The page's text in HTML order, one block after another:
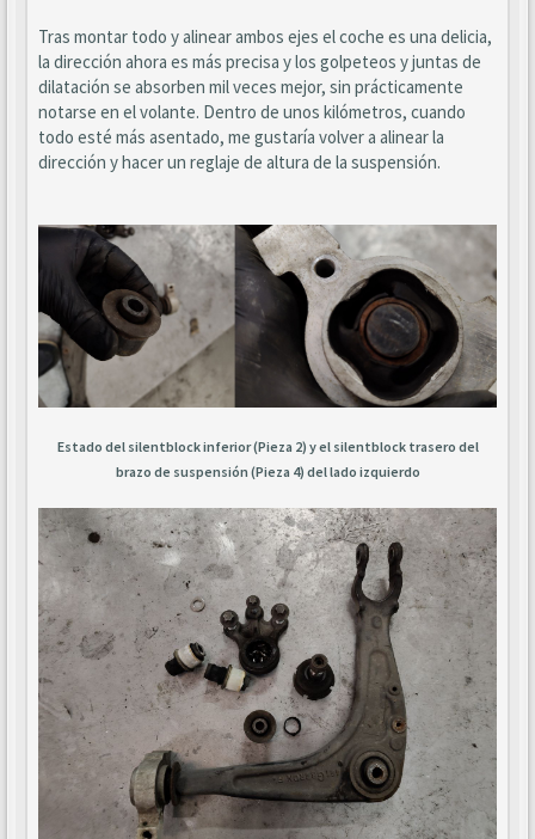
Tras montar todo y alinear ambos ejes el coche es una delicia,
la dirección ahora es más precisa y los golpeteos y juntas de
dilatación se absorben mil veces mejor, sin prácticamente
notarse en el volante. Dentro de unos kilómetros, cuando
todo esté más asentado, me gustaría volver a alinear la
dirección y hacer un reglaje de altura de la suspensión.
Estado del silentblock inferior (Pieza 2) y el silentblock trasero del
brazo de suspensión (Pieza 4) del lado izquierdo